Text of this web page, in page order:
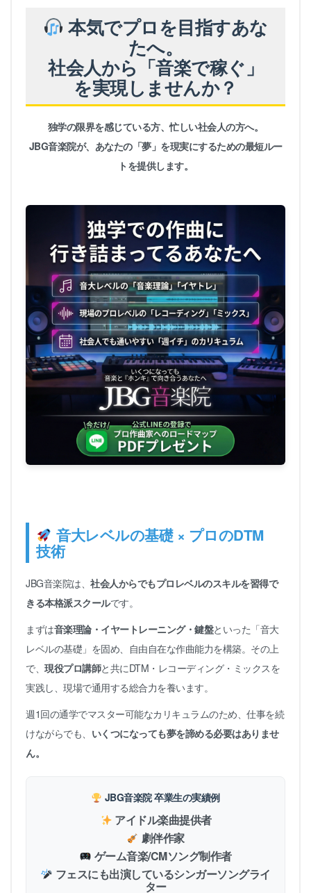
本気でプロを目指すあな
たへ。
社会人から「音楽で稼ぐ」
を実現しませんか？
独学の限界を感じている方、忙しい社会人の方へ。
JBG音楽院が、あなたの「夢」を現実にするための最短ルー
トを提供します。
音大レベルの基礎 × プロのDTM
技術
JBG音楽院は、 社会人からでもプロレベルのスキルを習得で
きる本格派スクールです。
まずは音楽理論・イヤートレーニング・鍵盤といった「音大
レベルの基礎」を固め、自由自在な作曲能力を構築。その上
で、 現役プロ講師と共にDTM・レコーディング・ミックスを
実践し、現場で通用する総合力を養います。
週1回の通学でマスター可能なカリキュラムのため、仕事を続
けながらでも、 いくつになっても夢を諦める必要はありませ
ん。
JBG音楽院 卒業生の実績例
アイドル楽曲提供者
劇伴作家
ゲーム音楽/CMソング制作者
フェスにも出演しているシンガーソングライ
ター